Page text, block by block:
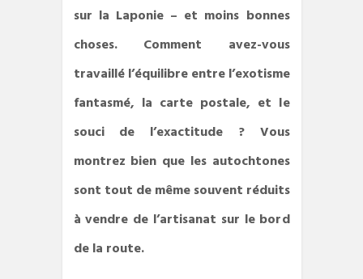
sur la Laponie – et moins bonnes
choses. Comment avez-vous
travaillé l’équilibre entre l’exotisme
fantasmé, la carte postale, et le
souci de l’exactitude ? Vous
montrez bien que les autochtones
sont tout de même souvent réduits
à vendre de l’artisanat sur le bord
de la route.